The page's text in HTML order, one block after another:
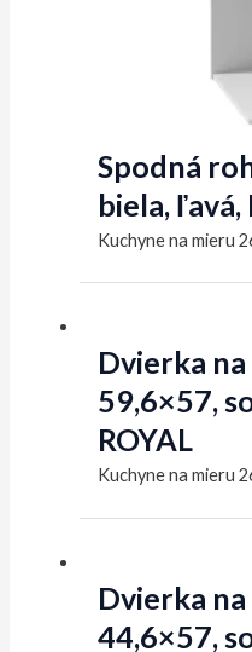
Spodná
biela, ľavá,
Kuchyne na mieru
Dvierka
59,6×57,
ROYAL
Kuchyne na mieru
Dvierka
44,6×57,